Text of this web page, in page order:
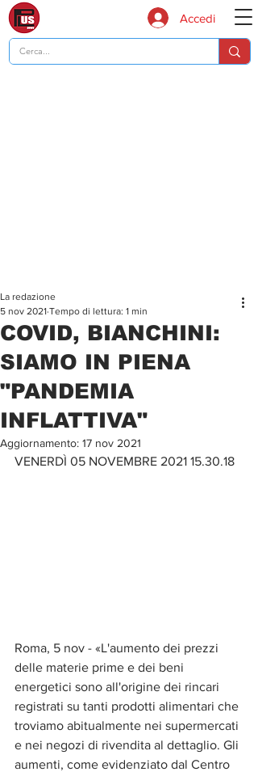
Accedi
COVID, BIANCHINI:
SIAMO IN PIENA
"PANDEMIA
INFLATTIVA"
La redazione
5 nov 2021 Tempo di lettura: 1 min
Aggiornamento: 17 nov 2021
VENERDÌ 05 NOVEMBRE 2021 15.30.18
Roma, 5 nov - «L'aumento dei prezzi
delle materie prime e dei beni
energetici sono all'origine dei rincari
registrati su tanti prodotti alimentari che
troviamo abitualmente nei supermercati
e nei negozi di rivendita al dettaglio. Gli
aumenti, come evidenziato dal Centro